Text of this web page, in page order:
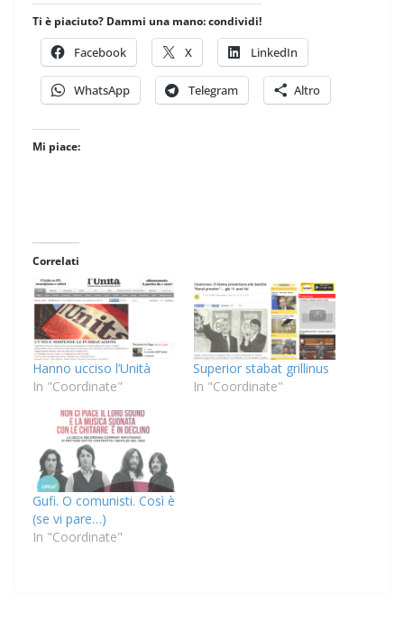
Ti è piaciuto? Dammi una mano: condividi!
Facebook X LinkedIn
WhatsApp Telegram Altro
Mi piace:
Correlati
Hanno ucciso l’Unità
In "Coordinate"
Superior stabat grillinus
In "Coordinate"
Gufi. O comunisti. Così è
(se vi pare…)
In "Coordinate"